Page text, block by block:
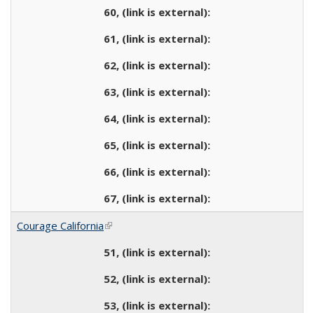
Courage California(link is external)